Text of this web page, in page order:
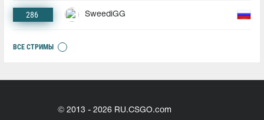
286 SweediGG
ВСЕ СТРИМЫ
© 2013 - 2026 RU.CSGO.com